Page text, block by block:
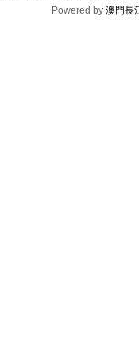
Powered by 澳門長